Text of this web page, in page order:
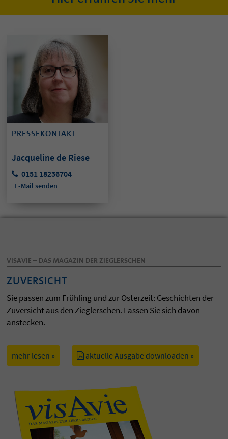
PRESSEKONTAKT
Jacqueline de Riese
0151 18236704
E-Mail senden
VISAVIE – DAS MAGAZIN DER ZIEGLERSCHEN
ZUVERSICHT
Sie passen zum Frühling und zur Osterzeit: Geschichten der
Zuversicht aus den Zieglerschen. Lassen Sie sich davon
anstecken.
mehr lesen » aktuelle Ausgabe downloaden »